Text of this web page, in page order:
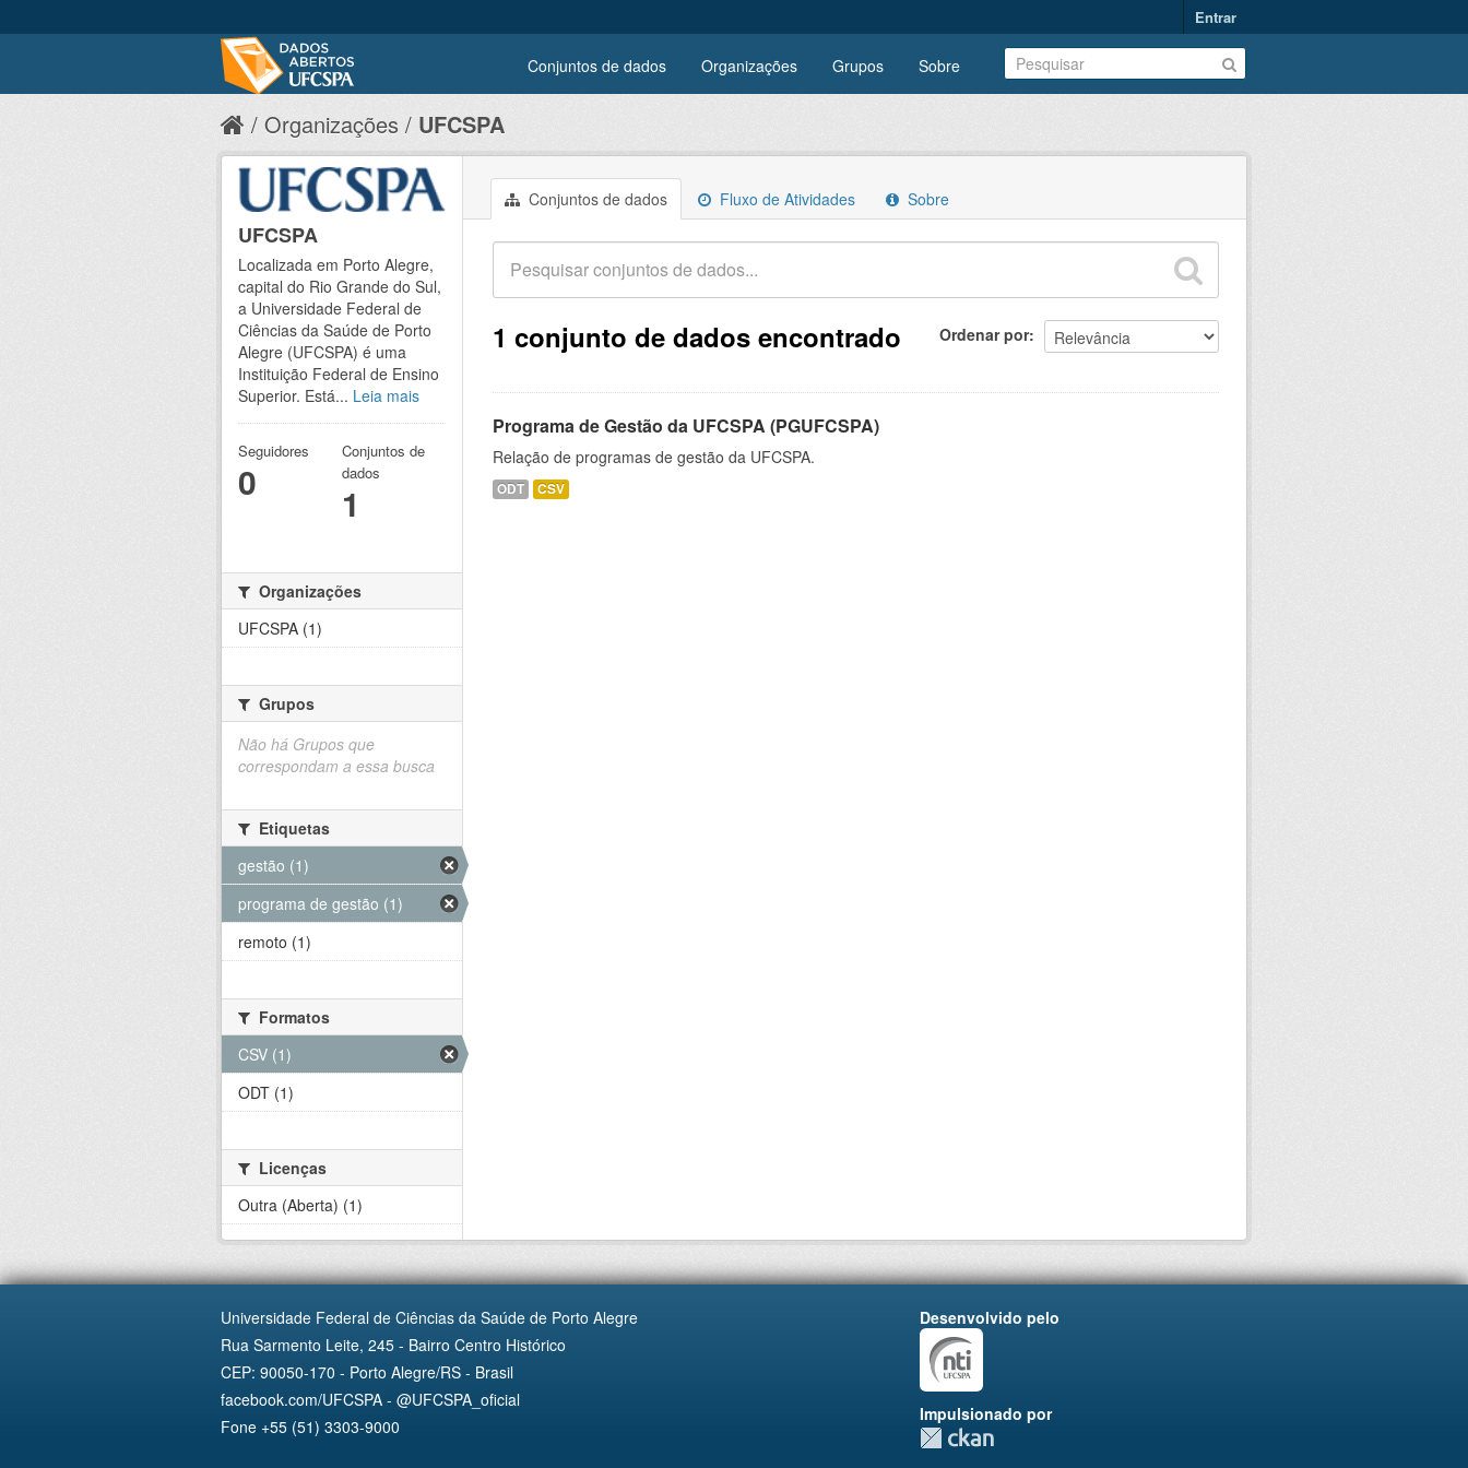
Entrar
Conjuntos de dados Organizações Grupos Sobre
Organizações UFCSPA
Conjuntos de dados Fluxo de Atividades Sobre
Ordenar por
1 conjunto de dados encontrado
Programa de Gestão da UFCSPA (PGUFCSPA)
Relação de programas de gestão da UFCSPA.
ODT CSV
UFCSPA
Localizada em Porto Alegre,
capital do Rio Grande do Sul,
a Universidade Federal de
Ciências da Saúde de Porto
Alegre (UFCSPA) é uma
Instituição Federal de Ensino
Superior. Está... Leia mais
Seguidores
0
Conjuntos de
dados
1
Organizações
UFCSPA (1)
Grupos
Não há Grupos que
correspondam a essa busca
Etiquetas
gestão (1)
programa de gestão (1)
remoto (1)
Formatos
CSV (1)
ODT (1)
Licenças
Outra (Aberta) (1)
Universidade Federal de Ciências da Saúde de Porto Alegre
Rua Sarmento Leite, 245 - Bairro Centro Histórico
CEP: 90050-170 - Porto Alegre/RS - Brasil
facebook.com/UFCSPA - @UFCSPA_oficial
Fone +55 (51) 3303-9000
Desenvolvido pelo
Impulsionado por